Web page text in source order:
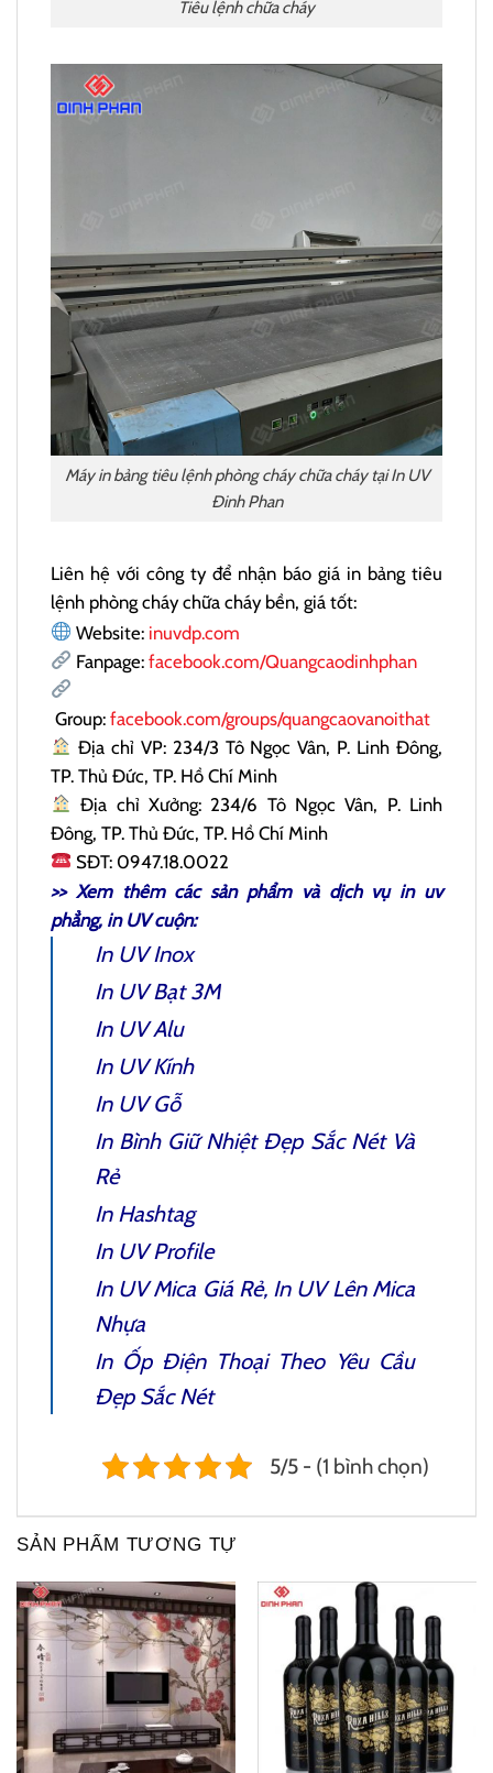
Tiêu lệnh chữa cháy
Máy in bảng tiêu lệnh phòng cháy chữa cháy tại In UV
Đinh Phan
Liên hệ với công ty để nhận báo giá in bảng tiêu
lệnh phòng cháy chữa cháy bền, giá tốt:
Website: inuvdp.com
Fanpage: facebook.com/Quangcaodinhphan
Group: facebook.com/groups/quangcaovanoithat
Địa chỉ VP: 234/3 Tô Ngọc Vân, P. Linh Đông,
TP. Thủ Đức, TP. Hồ Chí Minh
Địa chỉ Xưởng: 234/6 Tô Ngọc Vân, P. Linh
Đông, TP. Thủ Đức, TP. Hồ Chí Minh
SĐT: 0947.18.0022
>> Xem thêm các sản phẩm và dịch vụ in uv
phẳng, in UV cuộn:
In UV Inox
In UV Bạt 3M
In UV Alu
In UV Kính
In UV Gỗ
In Bình Giữ NhiệtĐẹp Sắc Nét Và
Rẻ
In Hashtag
In UV Profile
In UV Mica Giá Rẻ, In UV Lên Mica
Nhựa
In Ốp Điện Thoại Theo Yêu Cầu
Đẹp Sắc Nét
5/5 - (1 bình chọn)
SẢN PHẨM TƯƠNG TỰ